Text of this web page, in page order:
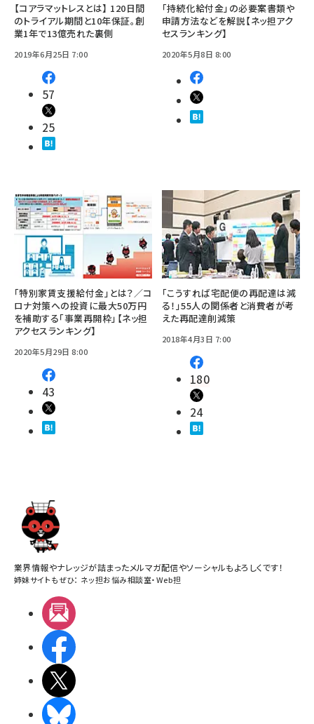
【コアラマットレスとは】 120日間
のトライアル期間と10年保証。創
業1年で13億売れた裏側
2019年6月25日 7:00
57
25
「持続化給付金」の必要案書類や
申請方法などを解説【ネッ担アク
セスランキング】
2020年5月8日 8:00
「特別家賃支援給付金」とは？／コ
ロナ対策への投資に最大50万円
を補助する「事業再開枠」【ネッ担
アクセスランキング】
2020年5月29日 8:00
43
「こうすれば宅配便の再配達は減
る！」55人の関係者と消費者が考
えた再配達削減策
2018年4月3日 7:00
180
24
業界情報やナレッジが詰まったメルマガ配信やソーシャルもよろしくです！
姉妹サイトもぜひ： ネッ担お悩み相談室・Web担